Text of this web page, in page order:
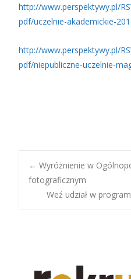
http://www.perspektywy.pl/
pdf/uczelnie-akademickie-
http://www.perspektywy.pl/
pdf/niepubliczne-uczelnie-
Post
← Wyróżnienie w
fotograficznym
Weź udział w